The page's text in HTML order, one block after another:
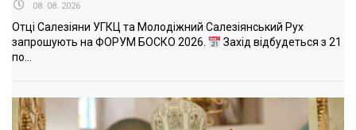
08. 08. 2026
Отці Салезіяни УГКЦ та Молодіжний Салезіянський Рух
запрошують на ФОРУМ БОСКО 2026.
Захід відбудеться з 21
по...